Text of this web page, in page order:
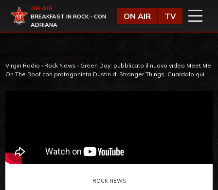
Virgin Radio
ON AIR
BREAKFAST IN ROCK - CON
ADRIANA
ON AIR TV
Virgin Radio › Rock News › Green Day: pubblicato il nuovo video Meet Me
On The Roof con protagonista Dustin di Stranger Things. Guardalo qui
ROCK NEWS